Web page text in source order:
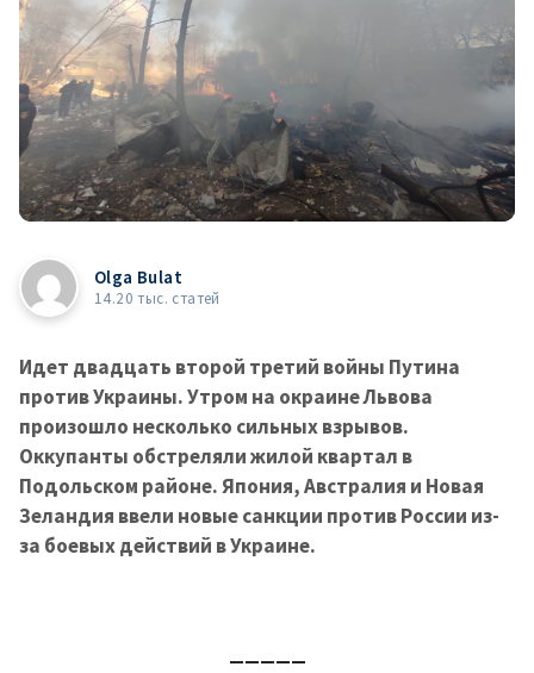
Olga Bulat
14.20 тыс. статей
Идет двадцать второй третий войны Путина
против Украины. Утром на окраине Львова
произошло несколько сильных взрывов.
Оккупанты обстреляли жилой квартал в
Подольском районе. Япония, Австралия и Новая
Зеландия ввели новые санкции против России из-
за боевых действий в Украине.